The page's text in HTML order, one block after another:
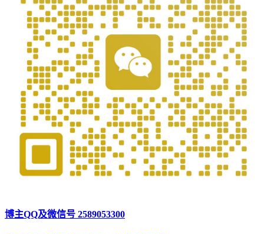
博主QQ及微信号 2589053300